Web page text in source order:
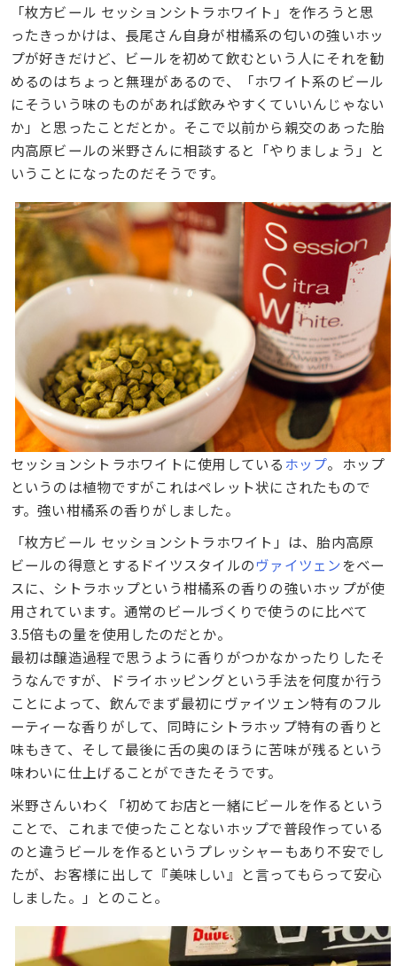
「枚方ビール セッションシトラホワイト」を作ろうと思
ったきっかけは、長尾さん自身が柑橘系の匂いの強いホッ
プが好きだけど、ビールを初めて飲むという人にそれを勧
めるのはちょっと無理があるので、「ホワイト系のビール
にそういう味のものがあれば飲みやすくていいんじゃない
か」と思ったことだとか。そこで以前から親交のあった胎
内高原ビールの米野さんに相談すると「やりましょう」と
いうことになったのだそうです。
セッションシトラホワイトに使用している ホップ。ホップ
というのは植物ですがこれはペレット状にされたもので
す。強い柑橘系の香りがしました。
「枚方ビール セッションシトラホワイト」は、胎内高原
ビールの得意とするドイツスタイルのヴァイツェンをベー
スに、シトラホップという柑橘系の香りの強いホップが使
用されています。通常のビールづくりで使うのに比べて
3.5倍もの量を使用したのだとか。
最初は醸造過程で思うように香りがつかなかったりしたそ
うなんですが、ドライホッピングという手法を何度か行う
ことによって、飲んでまず最初にヴァイツェン特有のフル
ーティーな香りがして、同時にシトラホップ特有の香りと
味もきて、そして最後に舌の奥のほうに苦味が残るという
味わいに仕上げることができたそうです。
米野さんいわく「初めてお店と一緒にビールを作るという
ことで、これまで使ったことないホップで普段作っている
のと違うビールを作るというプレッシャーもあり不安でし
たが、お客様に出して『美味しい』と言ってもらって安心
しました。」とのこと。